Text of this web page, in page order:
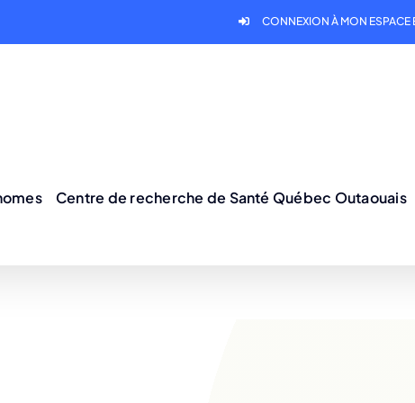
CONNEXION À MON ESPACE
Centre de recherche de Santé Québec Outaouais